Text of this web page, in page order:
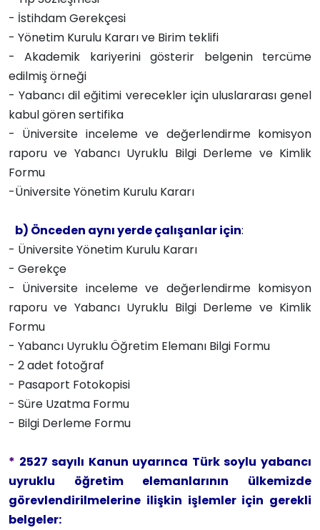
- İstihdam Gerekçesi
- Yönetim Kurulu Kararı ve Birim teklifi
- Akademik kariyerini gösterir belgenin tercüme
edilmiş örneği
- Yabancı dil eğitimi verecekler için uluslararası genel
kabul gören sertifika
- Üniversite inceleme ve değerlendirme komisyon
raporu ve Yabancı Uyruklu Bilgi Derleme ve Kimlik
Formu
-Üniversite Yönetim Kurulu Kararı
b) Önceden aynı yerde çalışanlar için:
- Üniversite Yönetim Kurulu Kararı
- Gerekçe
- Üniversite inceleme ve değerlendirme komisyon
raporu ve Yabancı Uyruklu Bilgi Derleme ve Kimlik
Formu
- Yabancı Uyruklu Öğretim Elemanı Bilgi Formu
- 2 adet fotoğraf
- Pasaport Fotokopisi
- Süre Uzatma Formu
- Bilgi Derleme Formu
* 2527 sayılı Kanun uyarınca Türk soylu yabancı
uyruklu öğretim elemanlarının ülkemizde
görevlendirilmelerine ilişkin işlemler için gerekli
belgeler: